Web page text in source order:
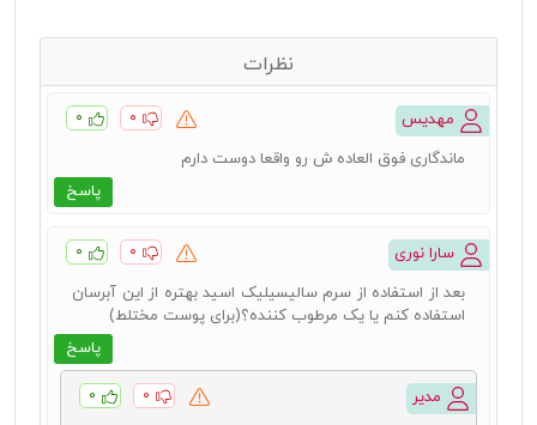
نظرات
مهدیس ۰ ۰
پاسخ
ماندگاری فوق العاده ش رو واقعا دوست دارم
سارا نوری ۰ ۰
پاسخ
بعد از استفاده از سرم سالیسیلیک اسید بهتره از این آبرسان
استفاده کنم یا یک مرطوب کننده؟(برای پوست مختلط)
مدیر ۰ ۰